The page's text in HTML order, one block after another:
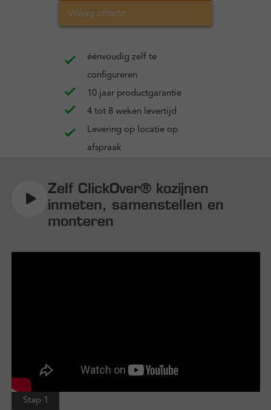
Vraag offerte
éénvoudig zelf te
configureren
10 jaar productgarantie
4 tot 8 weken levertijd
Levering op locatie op
afspraak
Zelf ClickOver® kozijnen
inmeten, samenstellen en
monteren
Stap 1